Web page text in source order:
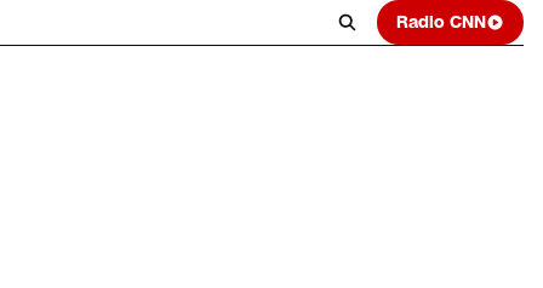
Radio CNN